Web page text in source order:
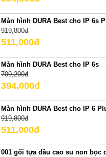
Màn hình DURA Best cho IP 6s
919,800đ
511,000đ
Màn hình DURA Best cho IP 6s
709,200đ
394,000đ
Màn hình DURA Best cho IP 6
919,800đ
511,000đ
001 gối tựa đầu cao su non bọc